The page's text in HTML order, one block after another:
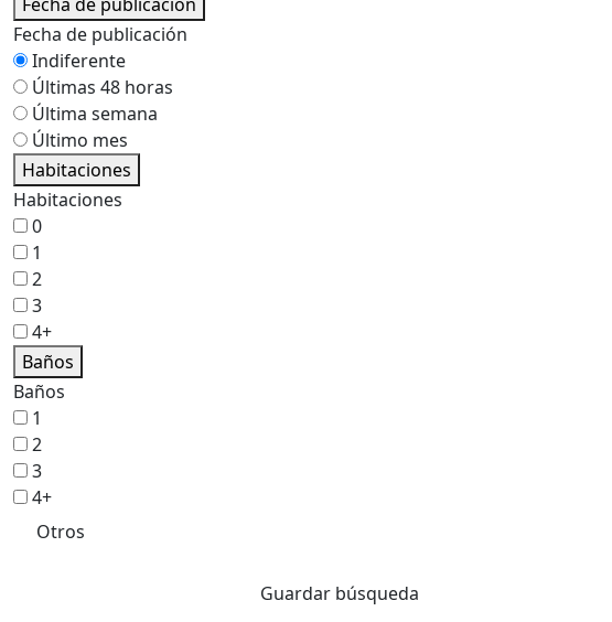
Fecha de publicación
Indiferente
Últimas 48 horas
Última semana
Último mes
Habitaciones
Habitaciones
0
1
2
3
4+
Baños
Baños
1
2
3
4+
Otros
Guardar búsqueda